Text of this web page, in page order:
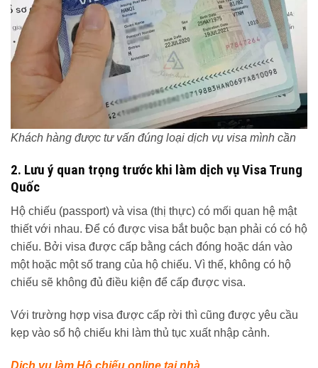
Khách hàng được tư vấn đúng loại dịch vụ visa mình cần
2. Lưu ý quan trọng trước khi làm dịch vụ Visa Trung
Quốc
Hộ chiếu (passport) và visa (thị thực) có mối quan hệ mật
thiết với nhau. Để có được visa bắt buộc bạn phải có có hộ
chiếu. Bởi visa được cấp bằng cách đóng hoặc dán vào
một hoặc một số trang của hộ chiếu. Vì thế, không có hộ
chiếu sẽ không đủ điều kiện để cấp được visa.
Với trường hợp visa được cấp rời thì cũng được yêu cầu
kẹp vào sổ hộ chiếu khi làm thủ tục xuất nhập cảnh.
Dịch vụ làm Hộ chiếu online tại nhà